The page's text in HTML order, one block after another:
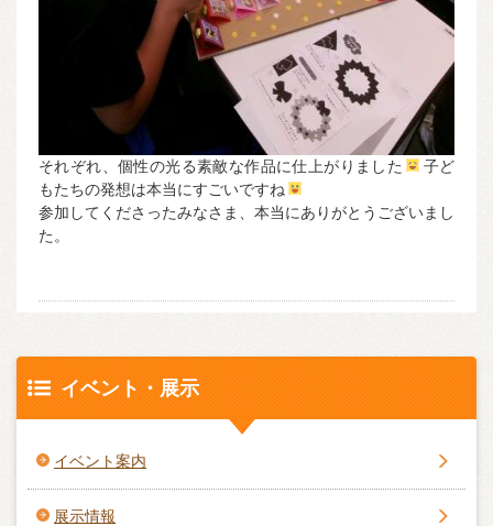
それぞれ、個性の光る素敵な作品に仕上がりました
子ど
もたちの発想は本当にすごいですね
参加してくださったみなさま、本当にありがとうございまし
た。
イベント・展示
イベント案内
展示情報